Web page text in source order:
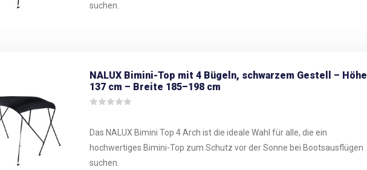
suchen.
NALUX Bimini-Top mit 4 Bügeln, schwarzem Gestell – Höhe
137 cm – Breite 185–198 cm
Das NALUX Bimini Top 4 Arch ist die ideale Wahl für alle, die ein
hochwertiges Bimini-Top zum Schutz vor der Sonne bei Bootsausflügen
suchen.